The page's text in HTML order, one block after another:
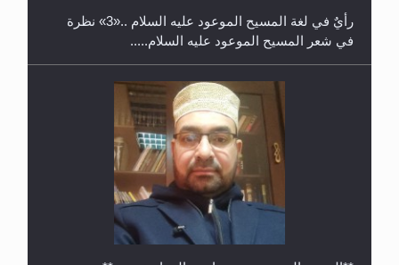
في شعر المسيح الموعود عليه السلام.....
**الحصن الحصين من وساوس المعارضين ...**...